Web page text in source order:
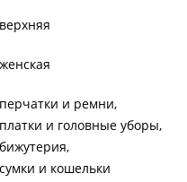
верхняя
женская
перчатки и ремни
платки и головные уборы
бижутерия
сумки и кошельки